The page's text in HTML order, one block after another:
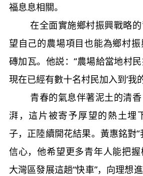
福息息相關。
在全面實施鄉村振興戰略的
望自己的農場項目也能為鄉村
磚加瓦。他説：“農場給當地村民
現在已經有數十名村民加入到‘我
青春的氣息伴著泥土的清香
湃，這片被寄予厚望的熱土埋
子，正陸續開花結果。黃惠銘對
信心，他希望更多青年人能把
大灣區發展這趟“快車”，向理想